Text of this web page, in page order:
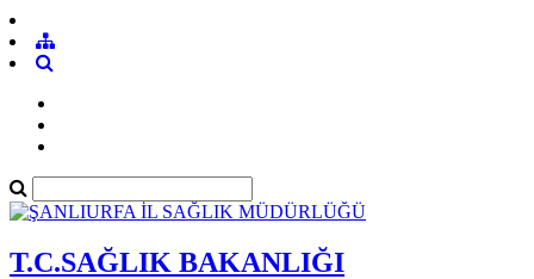
T.C.SAĞLIK BAKANLIĞI